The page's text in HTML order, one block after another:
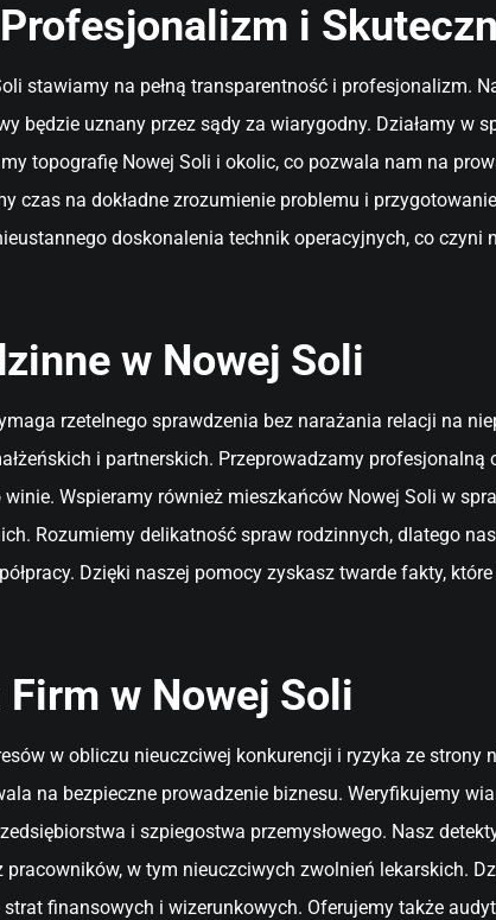
i
stawiamy na pełną transparentność i profesjonalizm.
będzie uznany przez sądy za wiarygodny. Działamy w
topografię Nowej Soli i okolic, co pozwala nam na
na dokładne zrozumienie problemu i
doskonalenia technik operacyjnych, co czyni
w Nowej Soli
rzetelnego sprawdzenia bez narażania relacji na
i partnerskich. Przeprowadzamy
Wspieramy również mieszkańców Nowej Soli w
Rozumiemy delikatność spraw rodzinnych, dlatego
Dzięki naszej pomocy zyskasz twarde fakty,
w Nowej Soli
w obliczu nieuczciwej konkurencji i ryzyka ze strony
na bezpieczne prowadzenie biznesu. Weryfikujemy
i szpiegostwa przemysłowego. Nasz
w tym nieuczciwych zwolnień lekarskich.
finansowych i wizerunkowych. Oferujemy także